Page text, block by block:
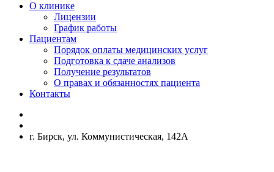
О клинике
Лицензии
График работы
Пациентам
Порядок оплаты медицинских услуг
Подготовка к сдаче анализов
Получение результатов
О правах и обязанностях пациента
Контакты
г. Бирск, ул. Коммунистическая, 142А